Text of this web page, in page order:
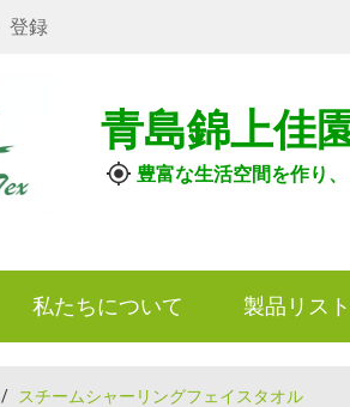
登録
青島錦上佳
豊富な生活空間を作り
私たちについて 製品リスト
/ スチームシャーリングフェイスタオル